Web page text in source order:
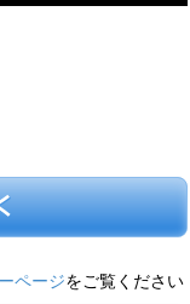
ページをご覧ください